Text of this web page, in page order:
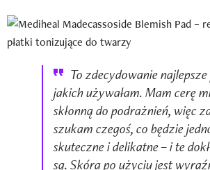
To zdecydowanie najlepsze
jakich używałam. Mam cerę
skłonną do podrażnień, więc
szukam czegoś, co będzie
skuteczne i delikatne – i te
są. Skóra po użyciu jest